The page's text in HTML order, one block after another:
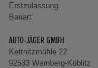
Erstzulassung
Bauart
AUTO-JÄGER GMBH
Kettnitzmühle 22
92533 Wernberg-Köblitz